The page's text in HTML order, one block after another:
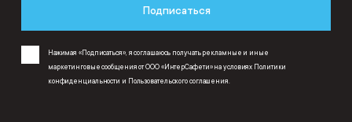
Подписаться
Нажимая «Подписаться», я соглашаюсь получать рекламные и иные
маркетинговые сообщения от ООО «ИнтерСафети» на условиях Политики
конфиденциальности и Пользовательского соглашения